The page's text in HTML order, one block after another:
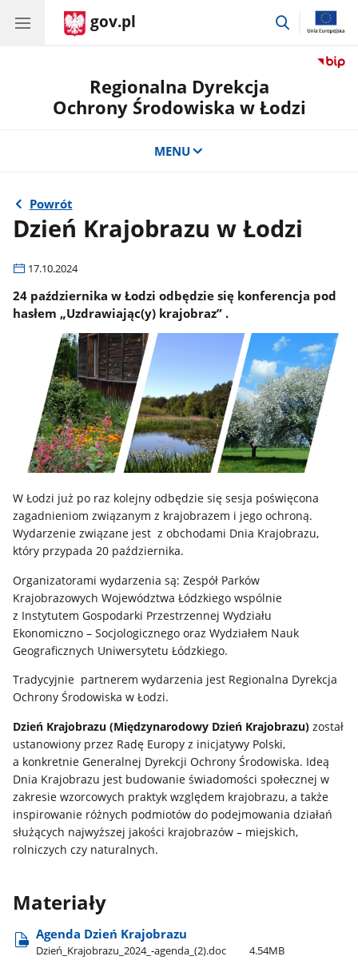
gov.pl
przejdź
Regionalna Dyrekcja
Ochrony Środowiska w Łodzi
MENU
Powrót
Dzień Krajobrazu w Łodzi
17.10.2024
24 października w Łodzi odbędzie się konferencja pod
hasłem „Uzdrawiając(y) krajobraz” .
W Łodzi już po raz kolejny odbędzie się sesja poświęcona
zagadnieniom związanym z krajobrazem i jego ochroną.
Wydarzenie związane jest z obchodami Dnia Krajobrazu,
który przypada 20 października.
Organizatorami wydarzenia są: Zespół Parków
Krajobrazowych Województwa Łódzkiego wspólnie
z Instytutem Gospodarki Przestrzennej Wydziału
Ekonomiczno – Socjologicznego oraz Wydziałem Nauk
Geograficznych Uniwersytetu Łódzkiego.
Tradycyjnie partnerem wydarzenia jest Regionalna Dyrekcja
Ochrony Środowiska w Łodzi.
Dzień Krajobrazu (Międzynarodowy Dzień Krajobrazu) został
ustanowiony przez Radę Europy z inicjatywy Polski,
a konkretnie Generalnej Dyrekcji Ochrony Środowiska. Ideą
Dnia Krajobrazu jest budowanie świadomości społecznej w
zakresie wzorcowych praktyk względem krajobrazu, a także
inspirowanie różnych podmiotów do podejmowania działań
służących najwyższej jakości krajobrazów – miejskich,
rolniczych czy naturalnych.
Materiały
Agenda Dzień Krajobrazu
Dzień​_Krajobrazu​_2024​_-agenda​_(2).doc 4.54MB